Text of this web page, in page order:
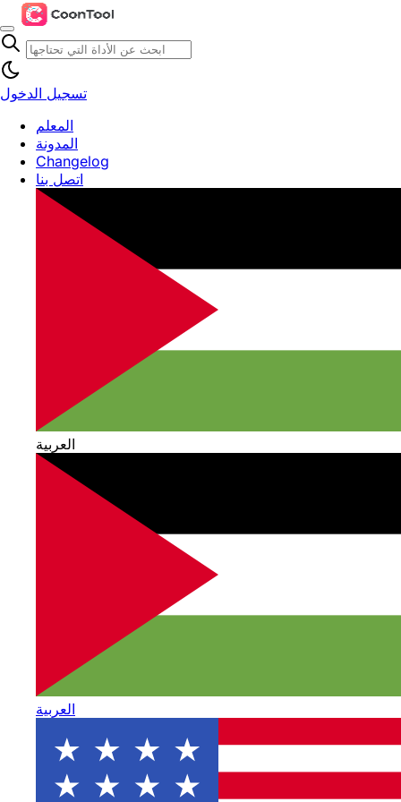
تسجيل الدخول
المعلم
المدونة
Changelog
اتصل بنا
العربية
العربية